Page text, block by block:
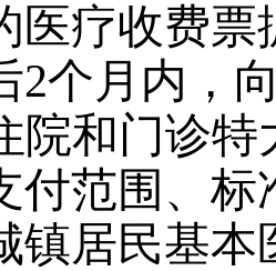
医疗收费
2个月内，
院和门诊
付范围、
镇居民基